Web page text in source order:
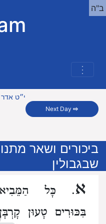
⋮
ב"ה
י״ט
Next Day⇨
ביכורים ושאר
שבגבולין
א. כָּל הַמֵּבִיא
בִּכּוּרִים טָעוּן